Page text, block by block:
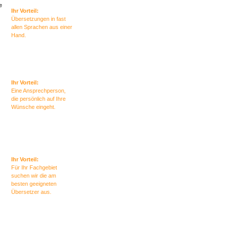
Ihr Vorteil:
Übersetzungen in fast
allen Sprachen aus einer
Hand.
Ihr Vorteil:
Eine Ansprechperson,
die persönlich auf Ihre
Wünsche eingeht.
Ihr Vorteil:
Für Ihr Fachgebiet
suchen wir die am
besten geeigneten
Übersetzer aus.